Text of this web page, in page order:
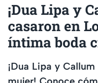
¡Dua Lipa y
casaron en
íntima boda
¡Dua Lipa y